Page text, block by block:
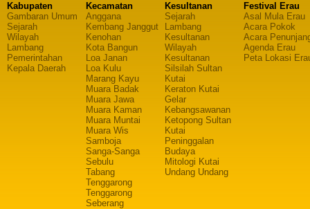
Kabupaten
Gambaran Umum
Sejarah
Wilayah
Lambang
Pemerintahan
Kepala Daerah
Kecamatan
Anggana
Kembang Janggut
Kenohan
Kota Bangun
Loa Janan
Loa Kulu
Marang Kayu
Muara Badak
Muara Jawa
Muara Kaman
Muara Muntai
Muara Wis
Samboja
Sanga-Sanga
Sebulu
Tabang
Tenggarong
Tenggarong
Seberang
Kesultanan
Sejarah
Lambang
Kesultanan
Wilayah
Kesultanan
Silsilah Sultan
Kutai
Keraton Kutai
Gelar
Kebangsawanan
Ketopong Sultan
Kutai
Peninggalan
Budaya
Mitologi Kutai
Undang Undang
Festival Erau
Asal Mula Erau
Acara Pokok
Acara
Agenda Erau
Peta Lokasi